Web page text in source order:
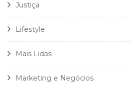
Justiça
Lifestyle
Mais Lidas
Marketing e Negócios